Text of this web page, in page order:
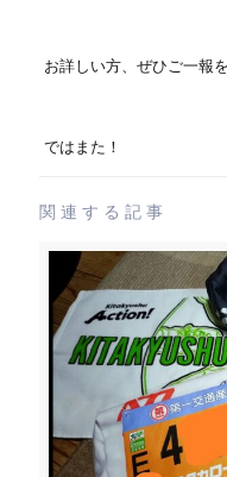
お詳しい方、ぜひご一報
ではまた！
関連する記事